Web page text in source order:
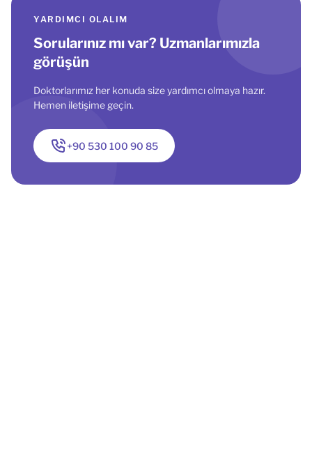
YARDIMCI OLALIM
Sorularınız mı var? Uzmanlarımızla
görüşün
Doktorlarımız her konuda size yardımcı olmaya hazır.
Hemen iletişime geçin.
+90 530 100 90 85